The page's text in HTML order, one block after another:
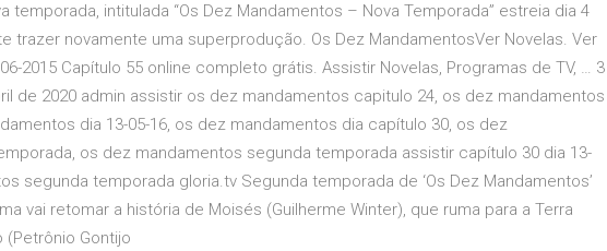
temporada, intitulada “Os Dez Mandamentos – Nova Temporada” estreia dia 4
trazer novamente uma superprodução. Os Dez MandamentosVer Novelas. Ver
2015 Capítulo 55 online completo grátis. Assistir Novelas, Programas de TV, … 3
de 2020 admin assistir os dez mandamentos capitulo 24, os dez mandamentos
dia 13-05-16, os dez mandamentos dia capítulo 30, os dez
os dez mandamentos segunda temporada assistir capítulo 30 dia 13-
segunda temporada gloria.tv Segunda temporada de ‘Os Dez Mandamentos’
vai retomar a história de Moisés (Guilherme Winter), que ruma para a Terra
(Petrônio Gontijo